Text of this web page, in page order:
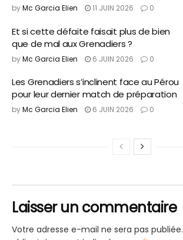
byMc Garcia Elien 11 JUIN 2026 0
Et si cette défaite faisait plus de bien
que de mal aux Grenadiers ?
byMc Garcia Elien 6 JUIN 2026 0
Les Grenadiers s’inclinent face au Pérou
pour leur dernier match de préparation
byMc Garcia Elien 6 JUIN 2026 0
Laisser un commentaire
Votre adresse e-mail ne sera pas publiée.